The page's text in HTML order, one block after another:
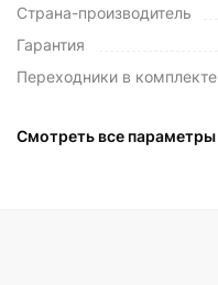
Страна-производитель
Гарантия
Переходники в комплекте
Смотреть все параметры